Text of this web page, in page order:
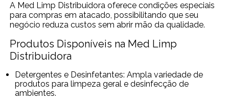
A Med Limp Distribuidora oferece condições especiais
para compras em atacado, possibilitando que seu
negócio reduza custos sem abrir mão da qualidade.
Produtos Disponíveis na Med Limp
Distribuidora
Detergentes e Desinfetantes: Ampla variedade de
produtos para limpeza geral e desinfecção de
ambientes.